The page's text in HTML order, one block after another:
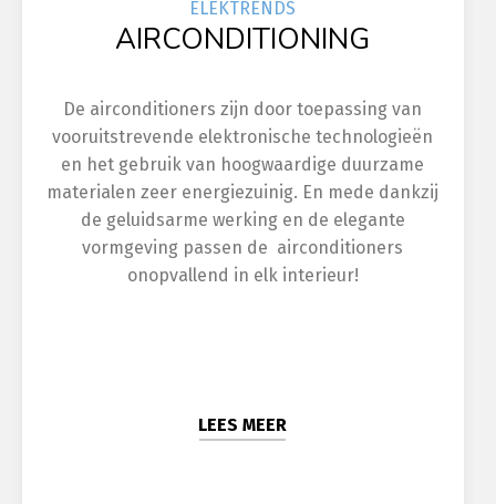
ELEKTRENDS
AIRCONDITIONING
De airconditioners zijn door toepassing van
vooruitstrevende elektronische technologieën
en het gebruik van hoogwaardige duurzame
materialen zeer energiezuinig. En mede dankzij
de geluidsarme werking en de elegante
vormgeving passen de airconditioners
onopvallend in elk interieur!
LEES MEER